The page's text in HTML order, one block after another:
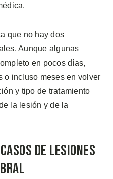
que no hay dos
Aunque algunas
en pocos días,
o incluso meses en volver
y tipo de tratamiento
la lesión y de la
de Lesiones